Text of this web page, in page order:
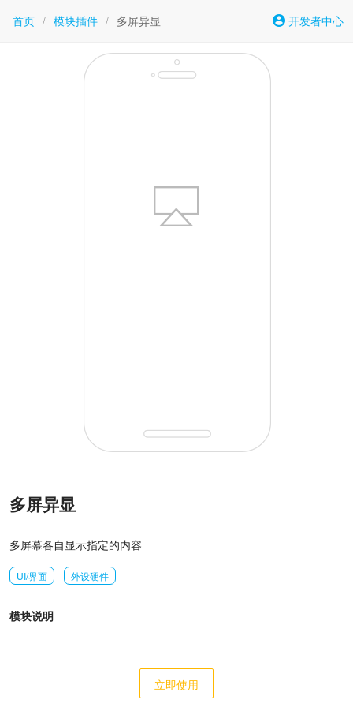
首页 / 模块插件 / 多屏异显 开发者中心
多屏异显
多屏幕各自显示指定的内容
UI/界面 外设硬件
模块说明
立即使用